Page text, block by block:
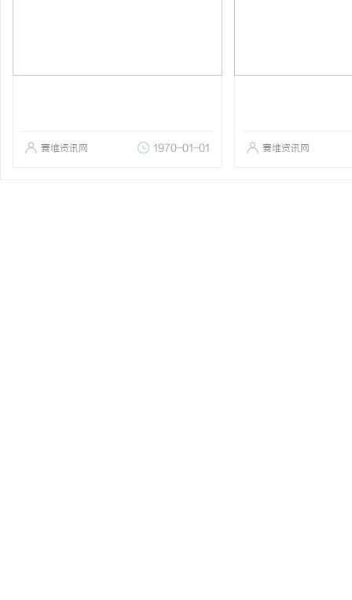
赛维资讯网 1970-01-01 赛维资讯网